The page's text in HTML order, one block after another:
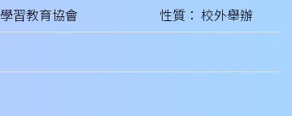
習教育協會 性質： 校外舉辦